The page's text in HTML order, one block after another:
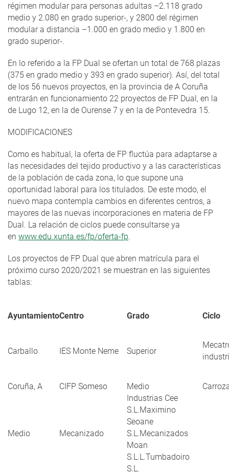
régimen modular para personas adultas –2.118 grado
medio y 2.080 en grado superior-, y 2800 del régimen
modular a distancia –1.000 en grado medio y 1.800 en
grado superior-.
En lo referido a la FP Dual se ofertan un total de 768 plazas
(375 en grado medio y 393 en grado superior). Así, del total
de los 56 nuevos proyectos, en la provincia de A Coruña
entrarán en funcionamiento 22 proyectos de FP Dual, en la
de Lugo 12, en la de Ourense 7 y en la de Pontevedra 15.
MODIFICACIONES
Como es habitual, la oferta de FP fluctúa para adaptarse a
las necesidades del tejido productivo y a las características
de la población de cada zona, lo que supone una
oportunidad laboral para los titulados. De este modo, el
nuevo mapa contempla cambios en diferentes centros, a
mayores de las nuevas incorporaciones en materia de FP
Dual. La relación de ciclos puede consultarse ya
en www.edu.xunta.es/fp/oferta-fp.
Los proyectos de FP Dual que abren matrícula para el
próximo curso 2020/2021 se muestran en las siguientes
tablas:
AyuntamientoCentro Grado Ciclo
Carballo IES Monte Neme Superior
Coruña, A CIFP Someso Medio
Medio Mecanizado
Industrias Cee
S.L.Maximino
Seoane
S.L.Mecanizados
Moan
S.L.L.Tumbadoiro
S.L.